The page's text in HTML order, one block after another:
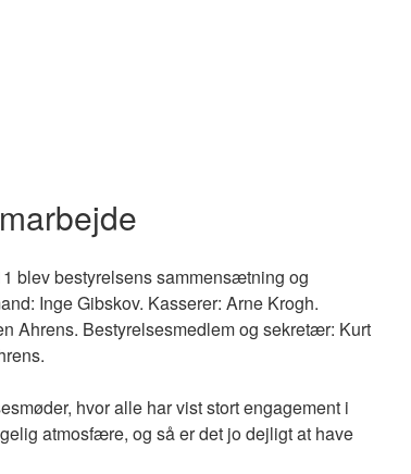
blev bestyrelsens sammensætning og
Inge Gibskov. Kasserer: Arne Krogh.
Ahrens. Bestyrelsesmedlem og sekretær: Kurt
hvor alle har vist stort engagement i
atmosfære, og så er det jo dejligt at have